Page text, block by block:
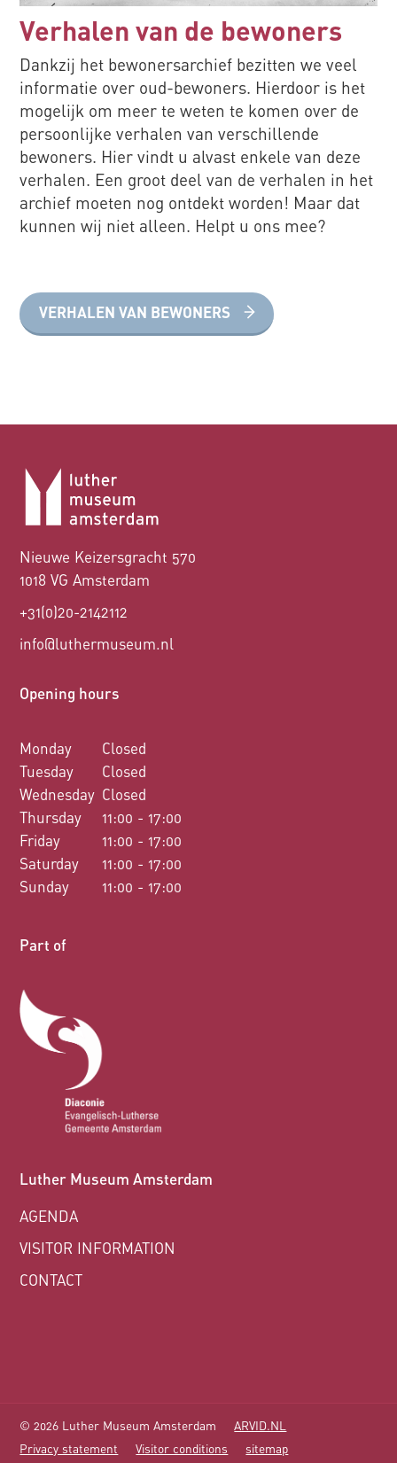
Verhalen van de bewoners
Dankzij het bewonersarchief bezitten we veel
informatie over oud-bewoners. Hierdoor is het
mogelijk om meer te weten te komen over de
persoonlijke verhalen van verschillende
bewoners. Hier vindt u alvast enkele van deze
verhalen. Een groot deel van de verhalen in het
archief moeten nog ontdekt worden! Maar dat
kunnen wij niet alleen. Helpt u ons mee?
VERHALEN VAN BEWONERS
Nieuwe Keizersgracht 570
1018 VG Amsterdam
+31(0)20-2142112
info@luthermuseum.nl
Opening hours
Monday
Tuesday
Wednesday
Thursday
Friday
Saturday
Sunday
Closed
Closed
Closed
11:00 - 17:00
11:00 - 17:00
11:00 - 17:00
11:00 - 17:00
Part of
Luther Museum Amsterdam
AGENDA
VISITOR INFORMATION
CONTACT
© 2026 Luther Museum Amsterdam
ARVID.NL
Privacy statement
Visitor conditions sitemap